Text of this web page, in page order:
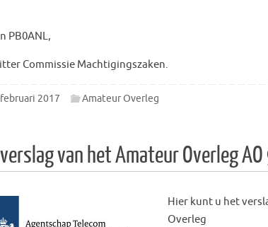
PB0ANL,
Commissie Machtigingszaken.
2017 Amateur Overleg
van het Amateur Overleg
Hier kunt u het
Overleg